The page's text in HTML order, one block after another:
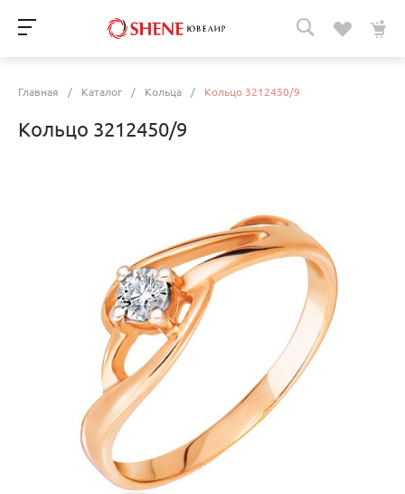
Главная / Каталог / Кольца / Кольцо 3212450/9
Кольцо 3212450/9